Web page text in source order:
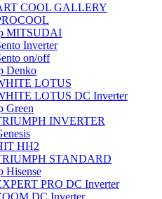
COOL GALLERY
MITSUDAI
Inverter
on/off
Denko
LOTUS
LOTUS DC Inverter
Green
INVERTER
HH2
STANDARD
Hisense
PRO DC Inverter
DC Inverter